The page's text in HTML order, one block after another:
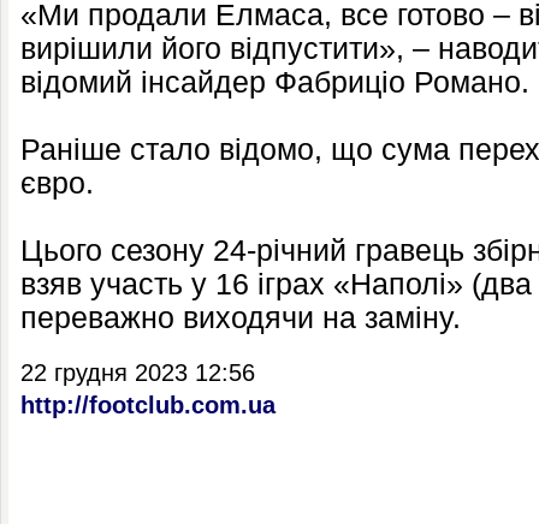
«Ми продали Елмаса, все готово –
вирішили його відпустити», –
відомий інсайдер Фабриціо Романо.
Раніше стало відомо, що сума
євро.
Цього сезону 24-річний гравець
взяв участь у 16 іграх «Наполі»
переважно виходячи на заміну.
22 грудня 2023 12:56
http://footclub.com.ua